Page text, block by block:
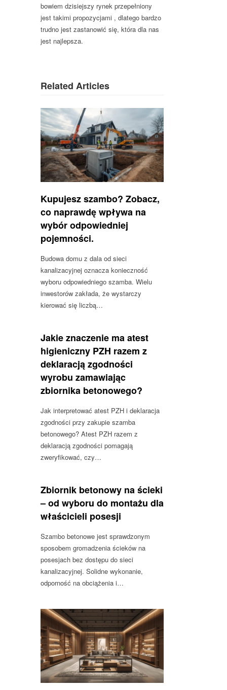
bowiem dzisiejszy rynek przepełniony
jest takimi propozycjami , dlatego bardzo
trudno jest zastanowić się, która dla nas
jest najlepsza.
Related Articles
Kupujesz szambo? Zobacz,
co naprawdę wpływa na
wybór odpowiedniej
pojemności.
Budowa domu z dala od sieci
kanalizacyjnej oznacza konieczność
wyboru odpowiedniego szamba. Wielu
inwestorów zakłada, że wystarczy
kierować się liczbą…
Jakie znaczenie ma atest
higieniczny PZH razem z
deklaracją zgodności
wyrobu zamawiając
zbiornika betonowego?
Jak interpretować atest PZH i deklaracja
zgodności przy zakupie szamba
betonowego? Atest PZH razem z
deklaracją zgodności pomagają
zweryfikować, czy…
Zbiornik betonowy na ścieki
– od wyboru do montażu dla
właścicieli posesji
Szambo betonowe jest sprawdzonym
sposobem gromadzenia ścieków na
posesjach bez dostępu do sieci
kanalizacyjnej. Solidne wykonanie,
odporność na obciążenia i…